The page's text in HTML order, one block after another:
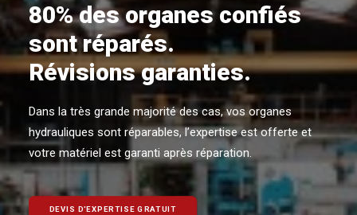
80% des organes confiés
sont réparés.
Révisions garanties.
Dans la très grande majorité des cas, vos organes
hydrauliques sont réparables, l’expertise est offerte et
votre matériel est garanti après réparation.
DEVIS D'EXPERTISE GRATUIT